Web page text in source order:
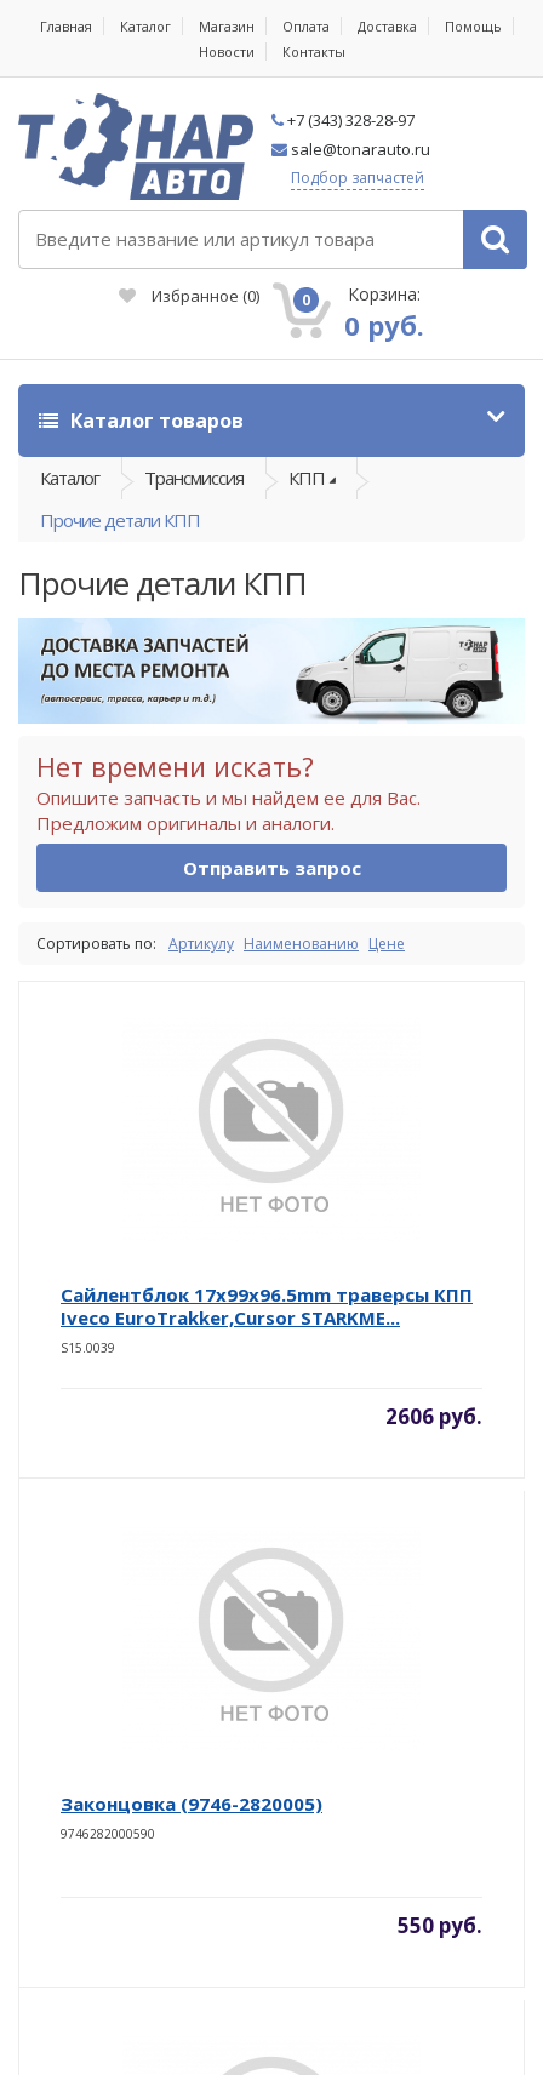
Главная Каталог Магазин Оплата Доставка
Помощь
Новости
Контакты
+7 (343) 328-28-97
sale@tonarauto.ru
Подбор запчастей
Избранное (0) 0 Корзина:
0 руб.
Каталог товаров
Каталог Трансмиссия
КПП
Прочие детали КПП
Прочие детали КПП
Нет времени искать?
Опишите запчасть и мы найдем ее для Вас.
Предложим оригиналы и аналоги.
Отправить запрос
Сортировать по: Артикулу Наименованию Цене
Cайлентблок 17x99x96.5mm траверсы КПП
Iveco EuroTrakker,Cursor STARKME...
S15.0039
2606 руб.
Законцовка (9746-2820005)
9746282000590
550 руб.